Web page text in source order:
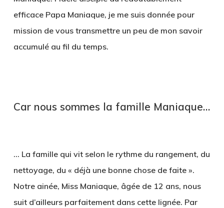
efficace Papa Maniaque, je me suis donnée pour
mission de vous transmettre un peu de mon savoir
accumulé au fil du temps.
Car nous sommes la famille Maniaque…
… La famille qui vit selon le rythme du rangement, du
nettoyage, du « déjà une bonne chose de faite ».
Notre ainée, Miss Maniaque, âgée de 12 ans, nous
suit d’ailleurs parfaitement dans cette lignée. Par